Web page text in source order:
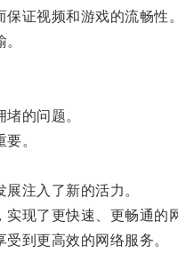
证视频和游戏的流畅性。
的问题。
。
注入了新的活力。
现了更快速、更畅通的
到更高效的网络服务。